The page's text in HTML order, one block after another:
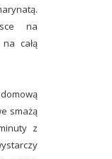
na
całą
smażą
z